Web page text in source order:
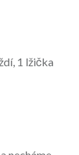
1 lžička